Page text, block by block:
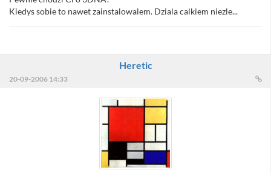
Kiedys sobie to nawet zainstalowalem. Dziala calkiem niezle...
Heretic
20-09-2006 14:33